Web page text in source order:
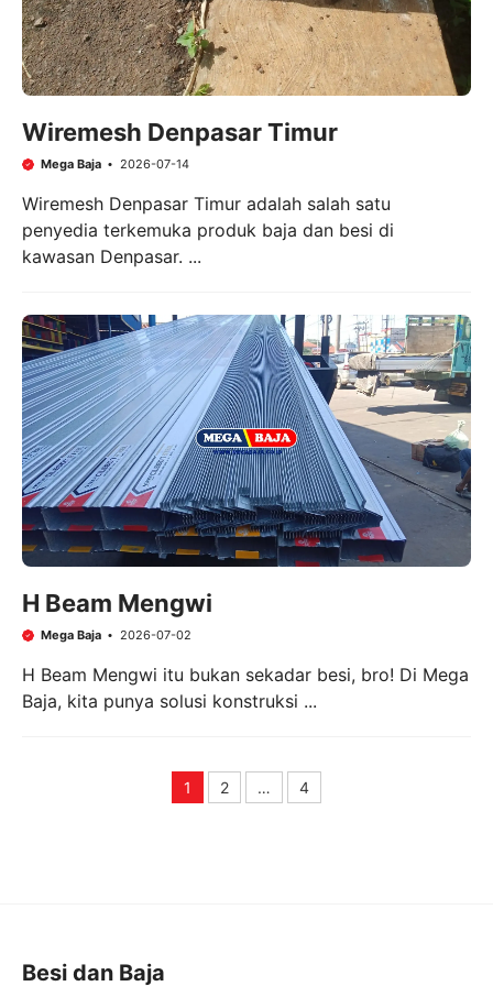
Wiremesh Denpasar Timur
Mega Baja 2026-07-14
Wiremesh Denpasar Timur adalah salah satu
penyedia terkemuka produk baja dan besi di
kawasan Denpasar. ...
H Beam Mengwi
Mega Baja 2026-07-02
H Beam Mengwi itu bukan sekadar besi, bro! Di Mega
Baja, kita punya solusi konstruksi ...
Page
1 Page
2 … 4
Besi dan Baja